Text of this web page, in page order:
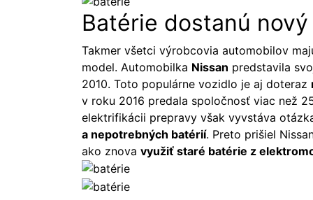
Batérie dostanú
Takmer všetci výrobcovia automobilov
model. Automobilka Nissan predstavila
2010. Toto populárne vozidlo je aj doteraz
v roku 2016 predala spoločnosť viac než
elektrifikácii prepravy však vyvstáva
a nepotrebných batérií. Preto prišiel
ako znova využiť staré batérie z